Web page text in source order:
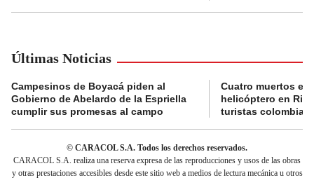
Últimas Noticias
Campesinos de Boyacá piden al
Gobierno de Abelardo de la Espriella
cumplir sus promesas al campo
Cuatro muertos en
helicóptero en
turistas
© CARACOL S.A. Todos los derechos reservados.
CARACOL S.A. realiza una reserva expresa de las reproducciones y usos de las obras
y otras prestaciones accesibles desde este sitio web a medios de lectura mecánica u otros